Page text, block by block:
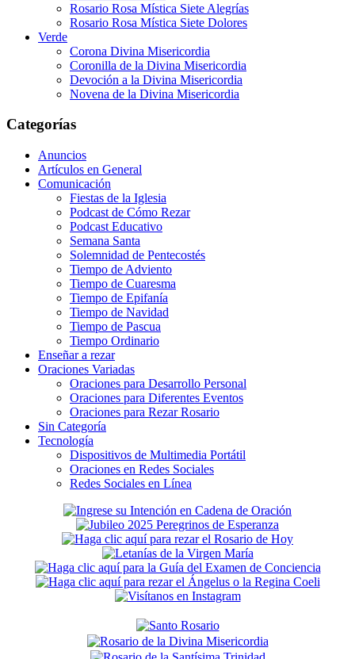
Rosario Rosa Mística Siete Alegrías
Rosario Rosa Mística Siete Dolores
Verde
Corona Divina Misericordia
Coronilla de la Divina Misericordia
Devoción a la Divina Misericordia
Novena de la Divina Misericordia
Categorías
Anuncios
Artículos en General
Comunicación
Fiestas de la Iglesia
Podcast de Cómo Rezar
Podcast Educativo
Semana Santa
Solemnidad de Pentecostés
Tiempo de Adviento
Tiempo de Cuaresma
Tiempo de Epifanía
Tiempo de Navidad
Tiempo de Pascua
Tiempo Ordinario
Enseñar a rezar
Oraciones Variadas
Oraciones para Desarrollo Personal
Oraciones para Diferentes Eventos
Oraciones para Rezar Rosario
Sin Categoría
Tecnología
Dispositivos de Multimedia Portátil
Oraciones en Redes Sociales
Redes Sociales en Línea
Secondary
Sidebar